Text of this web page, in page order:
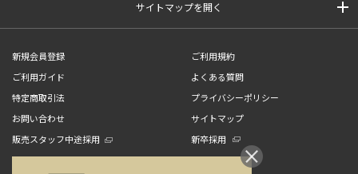
サイトマップを開く
新規会員登録
ご利用規約
ご利用ガイド
よくある質問
特定商取引法
プライバシーポリシー
お問い合わせ
サイトマップ
販売スタッフ中途採用
新卒採用